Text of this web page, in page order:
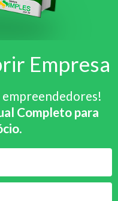
Empresa
empreendedores!
Completo para
.